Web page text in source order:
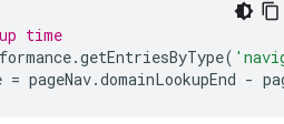
time
.getEntriesByType(
= pageNav.domainLookupEnd -